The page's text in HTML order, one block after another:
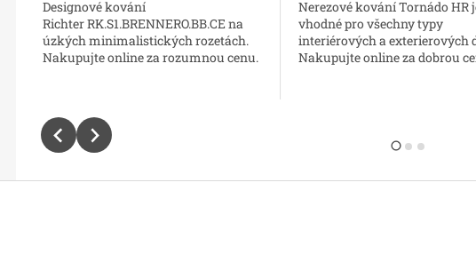
Designové kování
Richter RK.S1.BRENNERO.BB.CE na
úzkých minimalistických rozetách.
Nakupujte online za rozumnou cenu.
Nerezové kování Tornádo HR
vhodné pro všechny typy
interiérových a exterierových
Nakupujte online za dobrou